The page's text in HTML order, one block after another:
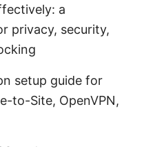
a
privacy, security,
setup guide for
to-Site, OpenVPN,